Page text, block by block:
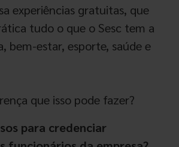
experiências gratuitas, que
tudo o que o Sesc tem a
bem-estar, esporte, saúde e
que isso pode fazer?
para credenciar